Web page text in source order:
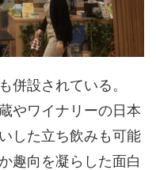
併設されている。
やワイナリーの日本
した立ち飲みも可能
趣向を凝らした面白